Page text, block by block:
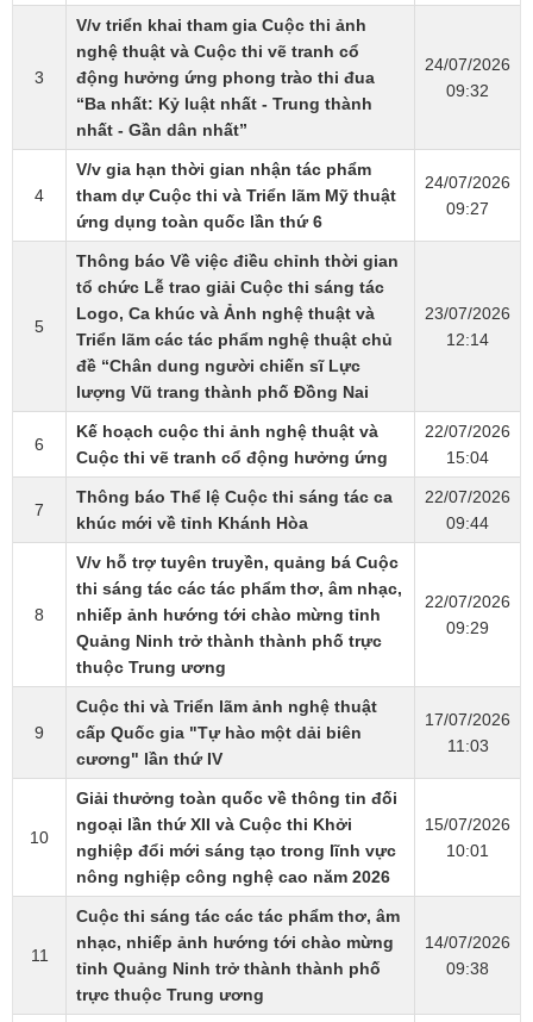
3
V/v triển khai tham gia Cuộc thi ảnh
nghệ thuật và Cuộc thi vẽ tranh cổ
động hưởng ứng phong trào thi đua
“Ba nhất: Kỷ luật nhất - Trung thành
nhất - Gần dân nhất”
24/07/2026
09:32
4
V/v gia hạn thời gian nhận tác phẩm
tham dự Cuộc thi và Triển lãm Mỹ thuật
ứng dụng toàn quốc lần thứ 6
24/07/2026
09:27
5
Thông báo Về việc điều chỉnh thời gian
tổ chức Lễ trao giải Cuộc thi sáng tác
Logo, Ca khúc và Ảnh nghệ thuật và
Triển lãm các tác phẩm nghệ thuật chủ
đề “Chân dung người chiến sĩ Lực
lượng Vũ trang thành phố Đồng Nai
23/07/2026
12:14
6
Kế hoạch cuộc thi ảnh nghệ thuật và
Cuộc thi vẽ tranh cổ động hưởng ứng
22/07/2026
15:04
7
Thông báo Thể lệ Cuộc thi sáng tác ca
khúc mới về tỉnh Khánh Hòa
22/07/2026
09:44
8
V/v hỗ trợ tuyên truyền, quảng bá Cuộc
thi sáng tác các tác phẩm thơ, âm nhạc,
nhiếp ảnh hướng tới chào mừng tỉnh
Quảng Ninh trở thành thành phố trực
thuộc Trung ương
22/07/2026
09:29
9
Cuộc thi và Triển lãm ảnh nghệ thuật
cấp Quốc gia "Tự hào một dải biên
cương" lần thứ IV
17/07/2026
11:03
10
Giải thưởng toàn quốc về thông tin đối
ngoại lần thứ XII và Cuộc thi Khởi
nghiệp đổi mới sáng tạo trong lĩnh vực
nông nghiệp công nghệ cao năm 2026
15/07/2026
10:01
11
Cuộc thi sáng tác các tác phẩm thơ, âm
nhạc, nhiếp ảnh hướng tới chào mừng
tỉnh Quảng Ninh trở thành thành phố
trực thuộc Trung ương
14/07/2026
09:38